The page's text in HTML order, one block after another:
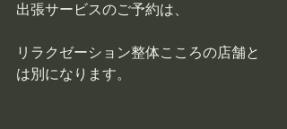
出張サービスのご予約は、
リラクゼーション整体こころの店舗と
は別になります。